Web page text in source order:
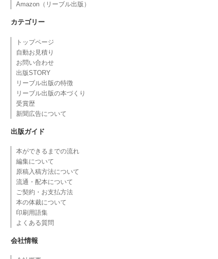
Amazon（リーブル出版）
カテゴリー
トップページ
自動お見積り
お問い合わせ
出版STORY
リーブル出版の特徴
リーブル出版の本づくり
受賞歴
新聞広告について
出版ガイド
本ができるまでの流れ
編集について
原稿入稿方法について
流通・配本について
ご契約・お支払方法
本の体裁について
印刷用語集
よくある質問
会社情報